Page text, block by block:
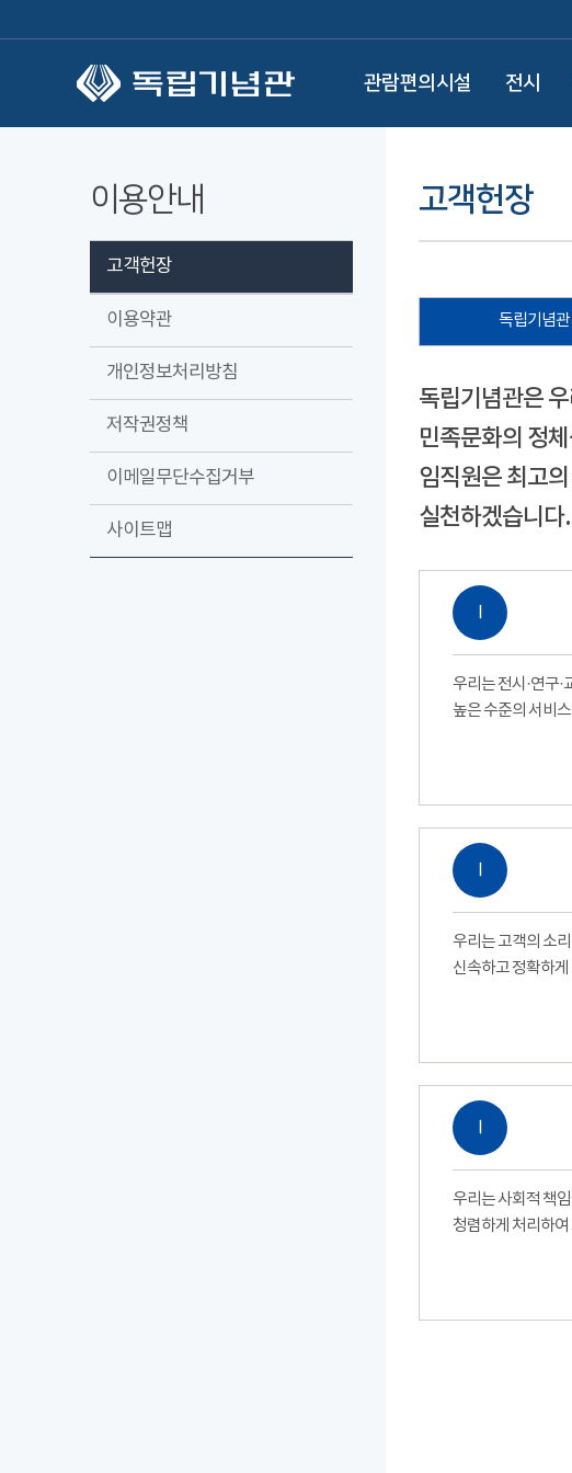
관람편의시설 전시
이용안내
고객헌장
이용약관
개인정보처리방침
저작권정책
이메일무단수집거부
사이트맵
고객헌장
독립기념
독립기념관은
민족문화의 정
임직원은 최고
실천하겠습니다.
Ⅰ
우리는 전시·연구
높은 수준의 서비
Ⅰ
우리는 고객의 소
신속하고 정확하
Ⅰ
우리는 사회적 책
청렴하게 처리하